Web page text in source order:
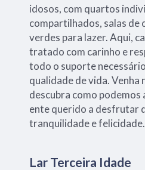
idosos, com quartos
compartilhados, salas de
verdes para lazer. Aqui,
tratado com carinho e
todo o suporte
qualidade de vida. Venha
descubra como podemos
ente querido a desfrutar
tranquilidade e felicidade.
Lar Terceira Idade